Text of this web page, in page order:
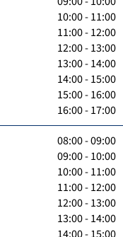
10:00 - 11:00
11:00 - 12:00
12:00 - 13:00
13:00 - 14:00
14:00 - 15:00
15:00 - 16:00
16:00 - 17:00
08:00 - 09:00
09:00 - 10:00
10:00 - 11:00
11:00 - 12:00
12:00 - 13:00
13:00 - 14:00